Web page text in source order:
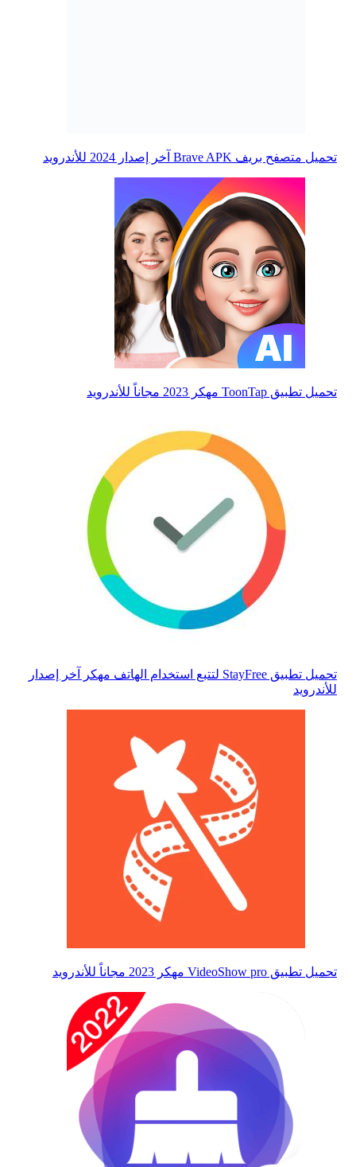
تحميل متصفح بريف Brave APK آخر إصدار 2024 للأندرويد
تحميل تطبيق ToonTap مهكر 2023 مجاناً للأندرويد
تحميل تطبيق StayFree لتتبع استخدام الهاتف مهكر آخر إصدار
للأندرويد
تحميل تطبيق VideoShow pro مهكر 2023 مجاناً للأندرويد